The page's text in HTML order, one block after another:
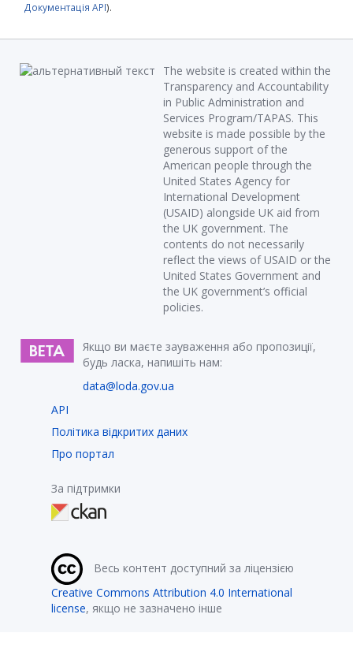
Документація API).
The website is created within the
Transparency and Accountability
in Public Administration and
Services Program/TAPAS. This
website is made possible by the
generous support of the
American people through the
United States Agency for
International Development
(USAID) alongside UK aid from
the UK government. The
contents do not necessarily
reflect the views of USAID or the
United States Government and
the UK government’s official
policies.
Якщо ви маєте зауваження або пропозиції,
будь ласка, напишіть нам:
data@loda.gov.ua
API
Політика відкритих даних
Про портал
За підтримки
Весь контент доступний за ліцензією
Creative Commons Attribution 4.0 International
license, якщо не зазначено інше